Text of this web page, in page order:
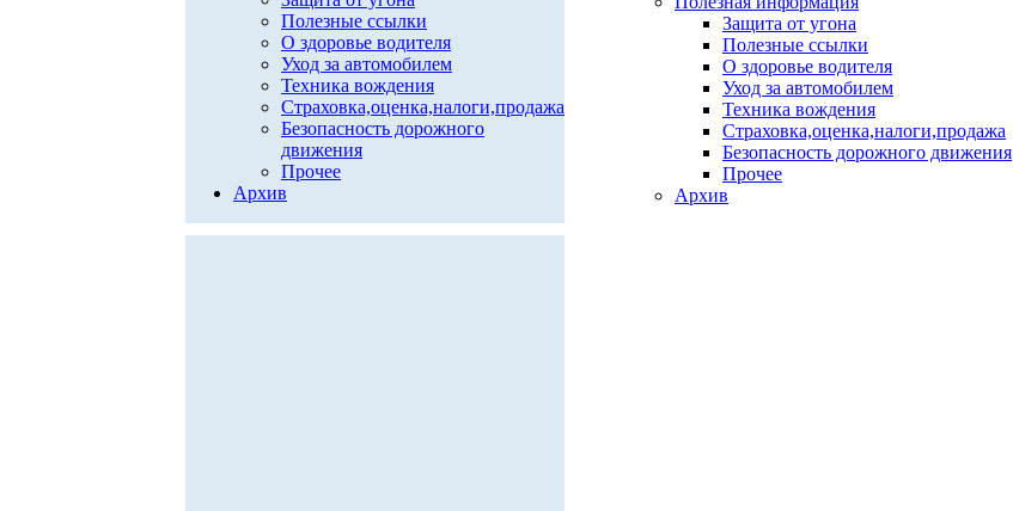
Полезные ссылки
О здоровье водителя
Уход за автомобилем
Техника вождения
Страховка,оценка,налоги,продажа
Безопасность дорожного
движения
Прочее
Архив
Защита от угона
Полезные ссылки
О здоровье водителя
Уход за автомобилем
Техника вождения
Страховка,оценка,налоги,продажа
Безопасность дорожного движения
Прочее
Архив